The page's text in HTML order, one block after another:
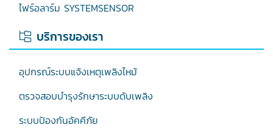
ไฟร์อลาร์ม SYSTEMSENSOR
บริการของเรา
อุปกรณ์ระบบแจ้งเหตุเพลิงไหม้
ตรวจสอบบำรุงรักษาระบบดับเพลิง
ระบบป้องกันอัคคีภัย